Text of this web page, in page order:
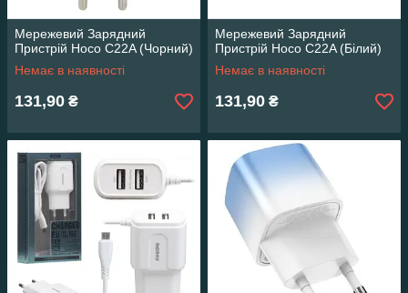
Мережевий Зарядний
Пристрій Hoco C22A (Чорний)
Немає в наявності
131,90 ₴
Мережевий Зарядний
Пристрій Hoco C22A (Білий)
Немає в наявності
131,90 ₴